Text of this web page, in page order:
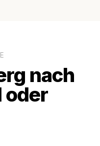
nach
oder